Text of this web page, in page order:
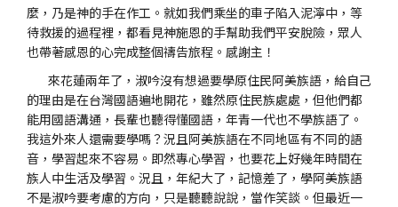
麼，乃是神的手在作工。就如我們乘坐的車子陷入泥濘中，等
待救援的過程裡，都看見神施恩的手幫助我們平安脫險，眾人
也帶著感恩的心完成整個禱告旅程。感謝主！
來花蓮兩年了，淑吟沒有想過要學原住民阿美族語，給自己
的理由是在台灣國語遍地開花，雖然原住民族處處，但他們都
能用國語溝通，長輩也聽得懂國語，年青一代也不學族語了。
我這外來人還需要學嗎？況且阿美族語在不同地區有不同的語
音，學習起來不容易。即然專心學習，也要花上好幾年時間在
族人中生活及學習。況且，年紀大了，記憶差了，學阿美族語
不是淑吟要考慮的方向，只是聽聽說說，當作笑談。但最近一